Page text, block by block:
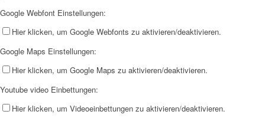
Google Webfont Einstellungen:
Hier klicken, um Google Webfonts zu aktivieren/deaktivieren.
Google Maps Einstellungen:
Hier klicken, um Google Maps zu aktivieren/deaktivieren.
Youtube video Einbettungen:
Hier klicken, um Videoeinbettungen zu aktivieren/deaktivieren.